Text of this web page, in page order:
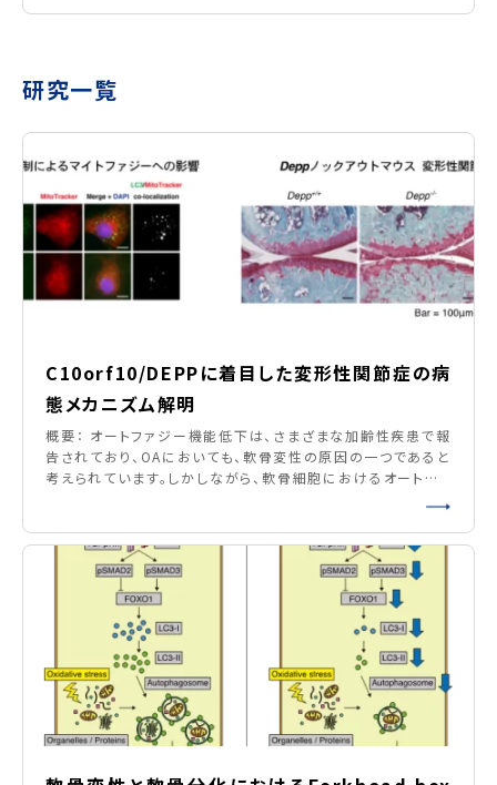
研究一覧
C10orf10/DEPPに着目した変形性関節症の病
態メカニズム解明
概要： オートファジー機能低下は、さまざまな加齢性疾患で報
告されており、OAにおいても、軟骨変性の原因の一つであると
考えられています。しかしながら、軟骨細胞におけるオートファ
C10orf10/Decidual protein induced by
progesterone（DEPP）が、オートファジー